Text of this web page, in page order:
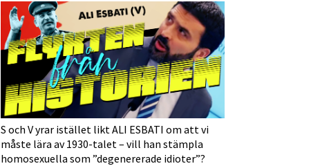
S och V yrar istället likt ALI ESBATI om att vi
måste lära av 1930-talet – vill han stämpla
homosexuella som ”degenererade idioter”?